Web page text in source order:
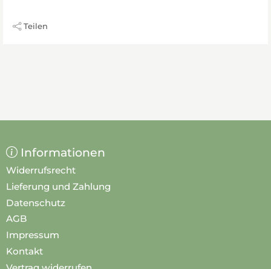
Teilen
Informationen
Widerrufsrecht
Lieferung und Zahlung
Datenschutz
AGB
Impressum
Kontakt